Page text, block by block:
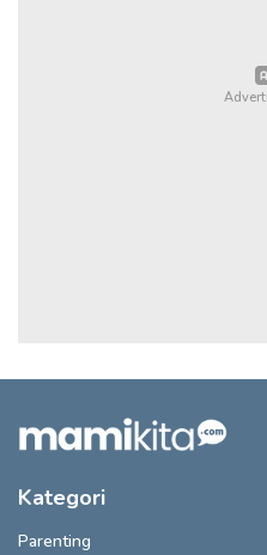
Kategori
Parenting